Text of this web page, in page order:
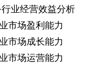
业经营效益分析
市场盈利能力
市场成长能力
市场运营能力